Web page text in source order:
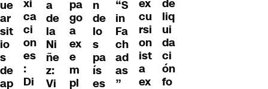
ue
ar
sit
io
s
de
ap
xi
ca
ci
on
es
:
Di
a
de
la
Ni
ñe
z:
Vi
pa
go
a
ex
e
m
pl
n
de
lo
s
pa
ís
es
“S
in
Fa
ch
ad
as
”
ex
cu
rsi
on
ist
a
ex
de
liq
ui
da
ci
ón
fo